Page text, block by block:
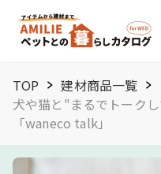
TOP
建材商品一覧
犬や猫と"まるでトーク
「waneco talk」